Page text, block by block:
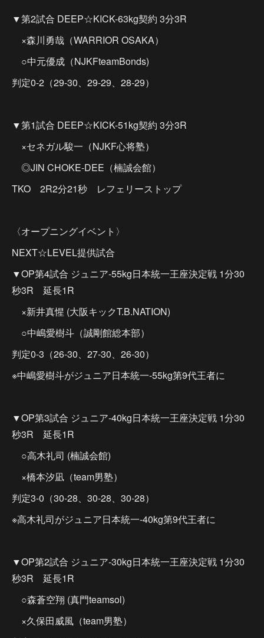
▼第2試合 DEEP☆KICK-63kg契約 3分3R
×森川勇哉（WARRIOR OSAKA）
○中元優成（NJKFteamBonds)
判定0-2（29-30、29-29、28-29）
▼第1試合 DEEP☆KICK-51kg契約 3分3R
×セネガル駿一（NJKF心将塾）
◎JIN CHOKE-DEE（楠誠会館）
TKO 2R2分21秒 レフェリーストップ
〈オープニングイベント〉
NEXT☆LEVEL提供試合
▼OP第4試合 ジュニア-55kg日本統一王座決定戦 1分30
秒3R 延長1R
×新井真惺 (大阪キックT.B.NATION)
○中嶋愛樹斗（誠剛館総本部）
判定0-3（26-30、27-30、26-30）
※中嶋愛樹斗がジュニア日本統一-55kg第9代王者に
▼OP第3試合 ジュニア-40kg日本統一王座決定戦 1分30
秒3R 延長1R
○高木礼司 (楠誠会館)
×橋本汐凪（team男塾）
判定3-0（30-28、30-28、30-28）
※高木礼司がジュニア日本統一-40kg第9代王者に
▼OP第2試合 ジュニア-30kg日本統一王座決定戦 1分30
秒3R 延長1R
○森蒼空翔 (真門teamsol)
×久保田威風（team男塾）